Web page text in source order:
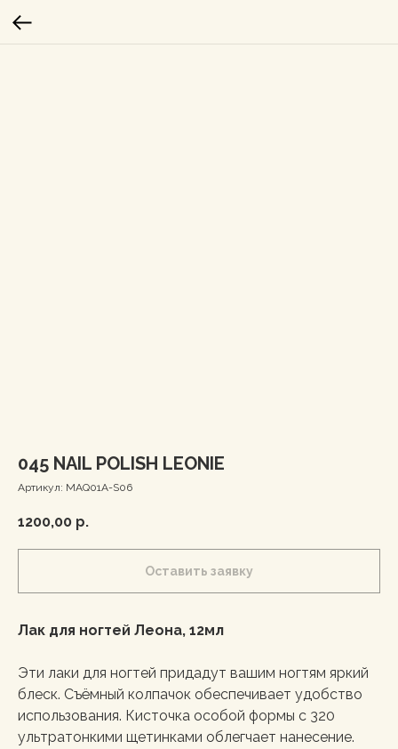
045 NAIL POLISH LEONIE
Артикул: MAQ01A-S06
1200,00 р.
Оставить заявку
Лак для ногтей Леона, 12мл
Эти лаки для ногтей придадут вашим ногтям яркий
блеск. Съёмный колпачок обеспечивает удобство
использования. Кисточка особой формы с 320
ультратонкими щетинками облегчает нанесение.